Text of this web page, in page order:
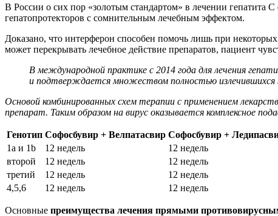
В России о сих пор «золотым стандартом» в лечении гепатита
гепатопротекторов с сомнительным лечебным эффектом.
Доказано, что интерферон способен помочь лишь при
может перекрывать лечебное действие препаратов, пациент
В международной практике с 2014 года для лечения
и подтверждается множеством полностью излечившихся
Основой комбинированных схем терапии с применением
препарат. Таким образом на вирус оказывается комплексное
Генотип Софосбувир + Велпатасвир Софосбувир +
1а и 1b
12 недель 12 недель
второй
12 недель
12 недель
третий
12 недель
12 недель
4,5,6
12 недель 12 недель
Основные преимущества лечения прямыми